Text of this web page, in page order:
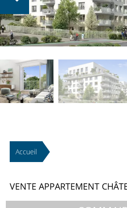
Accueil
VENTE APPARTEMENT